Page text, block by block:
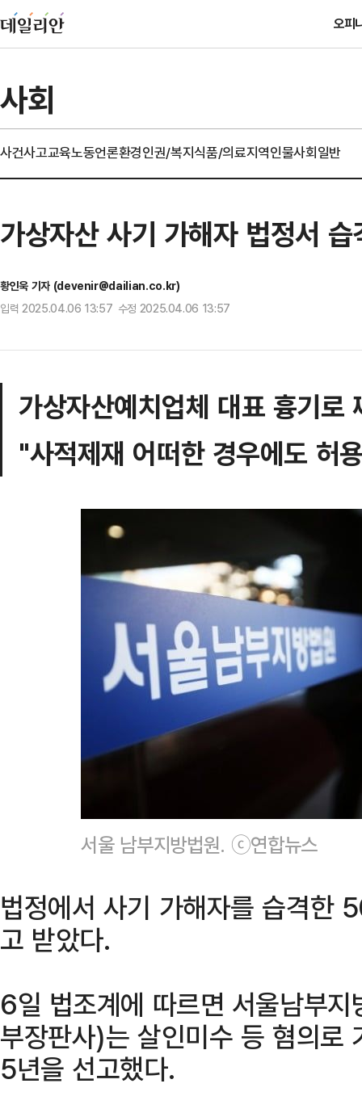
오피
사회
사건사고교육노동언론환경인권/복지식품/의료지역인물사회일반
가상자산 사기 가해자 법정서
황인욱 기자 (devenir@dailian.co.kr)
입력 2025.04.06 13:57 수정 2025.04.06 13:57
가상자산예치업체 대표 흉기로
"사적제재 어떠한 경우에도 허
서울 남부지방법원. ⓒ연합뉴스
법정에서 사기 가해자를 습격한
고 받았다.
6일 법조계에 따르면 서울남부
부장판사)는 살인미수 등 혐의로
5년을 선고했다.